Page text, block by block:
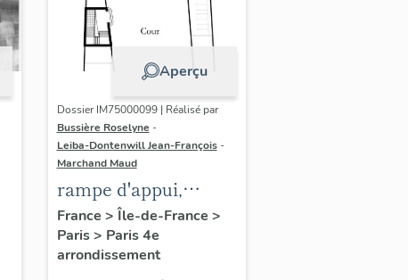
Aperçu
Dossier IM75000099 | Réalisé par
Bussière Roselyne -
Leiba-Dontenwill Jean-François -
Marchand Maud
rampe d'appui,
escalier de la maison
à porte cochère (non
étudié)
France > Île-de-France >
Paris> Paris 4e
arrondissement